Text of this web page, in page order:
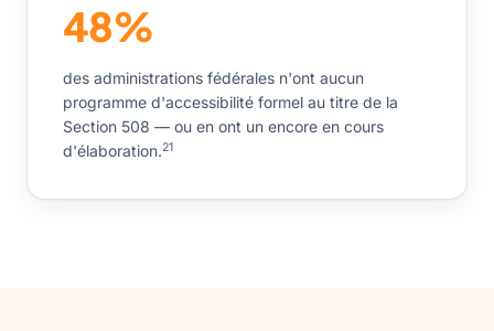
48%
des administrations fédérales n'ont aucun
programme d'accessibilité formel au titre de la
Section 508 — ou en ont un encore en cours
d'élaboration.21